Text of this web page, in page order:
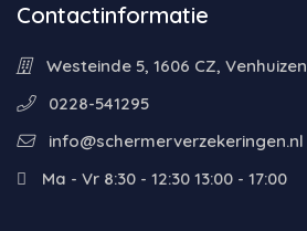
Contactinformatie
Westeinde 5, 1606 CZ, Venhuizen
0228-541295
info@schermerverzekeringen.nl
Ma - Vr 8:30 - 12:30 13:00 - 17:00